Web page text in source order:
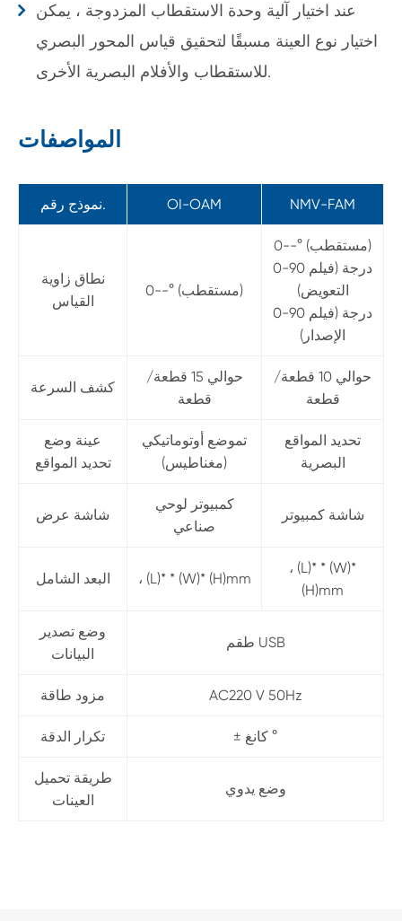
عند اختيار آلية وحدة الاستقطاب المزدوجة ، يمكن
اختيار نوع العينة مسبقًا لتحقيق قياس المحور البصري
للاستقطاب والأفلام البصرية الأخرى.
المواصفات
نموذج رقم. OI-OAM NMV-FAM
نطاق زاوية
القياس
0--° (مستقطب)
0--° (مستقطب)
0-90 درجة (فيلم
التعويض)
0-90 درجة (فيلم
الإصدار)
كشف السرعة
حوالي 15 قطعة/
قطعة
حوالي 10 قطعة/
قطعة
عينة وضع
تحديد المواقع
تموضع أوتوماتيكي
(مغناطيس)
تحديد المواقع
البصرية
شاشة عرض
كمبيوتر لوحي
صناعي
شاشة كمبيوتر
البعد الشامل ، (L)* * (W)* (H)mm
، (L)* * (W)*
(H)mm
وضع تصدير
البيانات
طقم USB
مزود طاقة AC220 V 50Hz
تكرار الدقة ± كانغ °
طريقة تحميل
العينات
وضع يدوي